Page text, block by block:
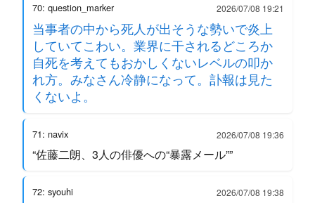
70: question_marker 2026/07/08 19:21
当事者の中から死人が出そうな勢いで炎上
していてこわい。業界に干されるどころか
自死を考えてもおかしくないレベルの叩か
れ方。みなさん冷静になって。訃報は見た
くないよ。
71: navix 2026/07/08 19:36
“佐藤二朗、3人の俳優への“暴露メール””
72: syouhi 2026/07/08 19:38